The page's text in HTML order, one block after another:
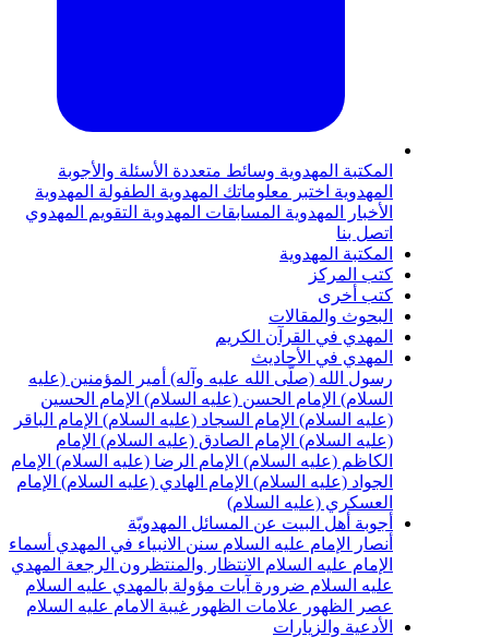
المهدويةوسائط متعددةالأسئلة والأجوبة
اختبر معلوماتك المهدويةالطفولة المهدوية
المهدويةالمسابقات المهدويةالتقويم المهدوي
المهدوية
والمقالات
في القرآن الكريم
في الأحاديث
الله (صلّى الله عليه وآله) أمير المؤمنين (عليه
الإمام الحسن (عليه السلام) الإمام الحسين
الإمام السجاد (عليه السلام) الإمام الباقر
الإمام الصادق (عليه السلام) الإمام
(عليه السلام) الإمام الرضا (عليه السلام) الإمام
(عليه السلام) الإمام الهادي (عليه السلام) الإمام
(عليه السلام)
أهل البيت عن المسائل المهدويّة
الإمام عليه السلامسنن الانبياء في المهديأسماء
عليه السلامالانتظار والمنتظرونالرجعةالمهدي
السلام ضرورة آيات مؤولة بالمهدي عليه السلام
علامات الظهورغيبة الامام عليه السلام
والزيارات